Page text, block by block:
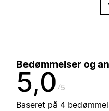
Bedømmelser og
5,0 5
Baseret på 4